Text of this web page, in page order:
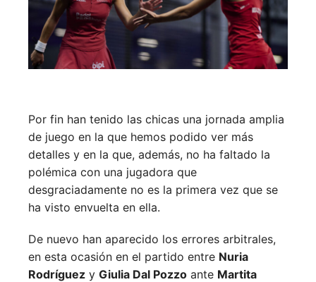
Por fin han tenido las chicas una jornada amplia
de juego en la que hemos podido ver más
detalles y en la que, además, no ha faltado la
polémica con una jugadora que
desgraciadamente no es la primera vez que se
ha visto envuelta en ella.
De nuevo han aparecido los errores arbitrales,
en esta ocasión en el partido entre Nuria
Rodríguez y Giulia Dal Pozzo ante Martita